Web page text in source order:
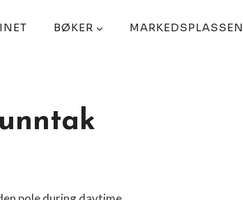
BØKER MARKEDSPLASSEN